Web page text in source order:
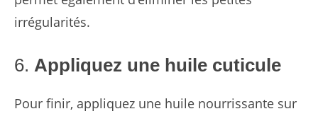
irrégularités.
6. Appliquez une huile cuticule
Pour finir, appliquez une huile nourrissante sur